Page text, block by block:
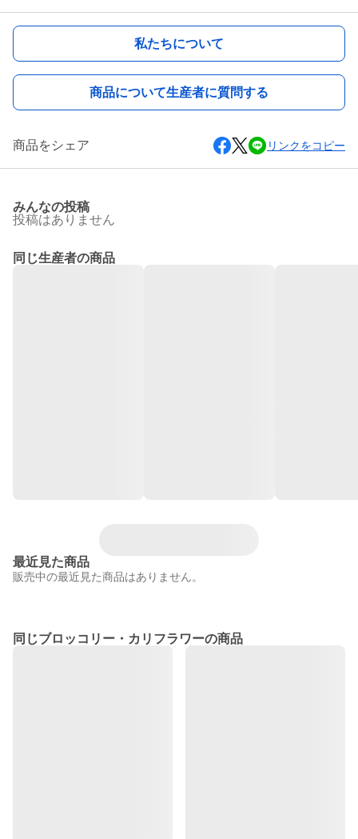
私たちについて
商品について生産者に質問する
商品をシェア リンクをコピー
みんなの投稿
投稿はありません
同じ生産者の商品
最近見た商品
販売中の最近見た商品はありません。
同じブロッコリー・カリフラワーの商品